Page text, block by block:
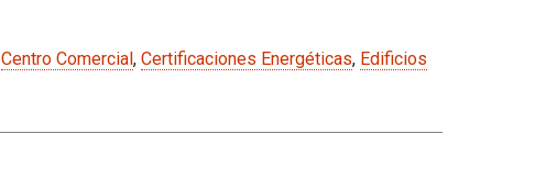
Centro Comercial, Certificaciones Energéticas, Edificios